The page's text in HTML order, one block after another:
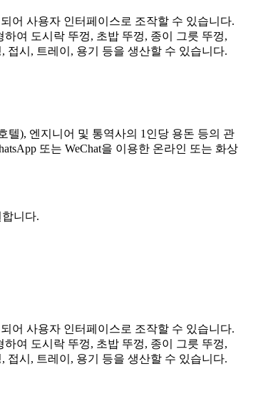
어 사용자 인터페이스로 조작할 수 있습니다.
여 도시락 뚜껑, 초밥 뚜껑, 종이 그릇 뚜껑,
접시, 트레이, 용기 등을 생산할 수 있습니다.
텔), 엔지니어 및 통역사의 1인당 용돈 등의 관
또는 WeChat을 이용한 온라인 또는 화상
니다.
어 사용자 인터페이스로 조작할 수 있습니다.
여 도시락 뚜껑, 초밥 뚜껑, 종이 그릇 뚜껑,
접시, 트레이, 용기 등을 생산할 수 있습니다.